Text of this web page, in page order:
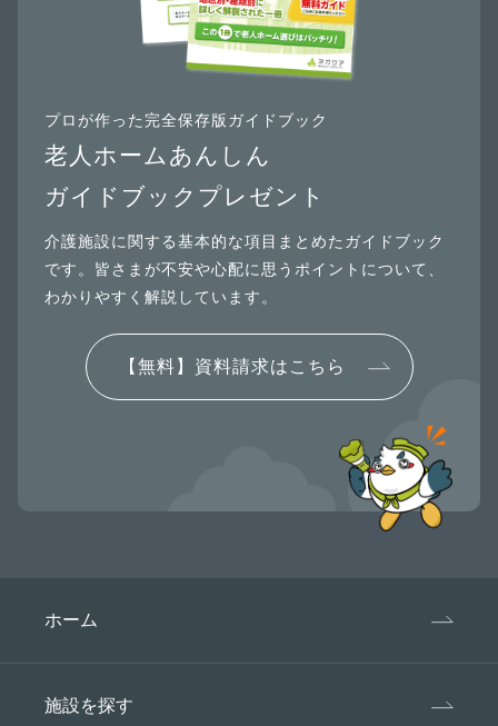
プロが作った完全保存版ガイドブック
老人ホームあんしん
ガイドブックプレゼント
介護施設に関する基本的な項目まとめたガイドブック
です。皆さまが不安や心配に思うポイントについて、
わかりやすく解説しています。
【無料】資料請求はこちら
ホーム
施設を探す